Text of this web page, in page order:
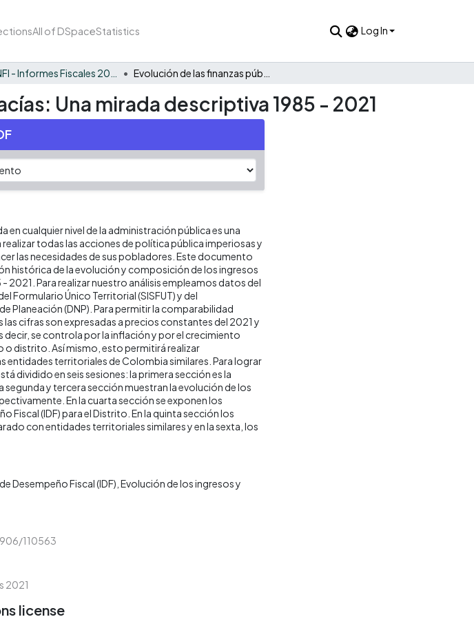
All of DSpaceStatistics Log In
Una mirada descriptiva 1985 - 2021
en cualquier nivel de la administración pública es una
todas las acciones de política pública imperiosas y
las necesidades de sus pobladores. Este documento
histórica de la evolución y composición de los ingresos
2021. Para realizar nuestro análisis empleamos datos del
Formulario Único Territorial (SISFUT) y del
Planeación (DNP). Para permitir la comparabilidad
cifras son expresadas a precios constantes del 2021 y
decir, se controla por la inflación y por el crecimiento
o distrito. Así mismo, esto permitirá realizar
entidades territoriales de Colombia similares. Para lograr
dividido en seis sesiones: la primera sección es la
y tercera sección muestran la evolución de los
En la cuarta sección se exponen los
Fiscal (IDF) para el Distrito. En la quinta sección los
con entidades territoriales similares y en la sexta, los
Desempeño Fiscal (IDF) Evolución de los ingresos y
110563
2021
license